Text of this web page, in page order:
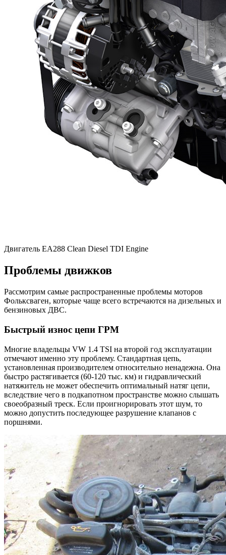
Двигатель EA288 Clean Diesel TDI Engine
Проблемы движков
Рассмотрим самые распространенные проблемы моторов
Фольксваген, которые чаще всего встречаются на дизельных и
бензиновых ДВС.
Быстрый износ цепи ГРМ
Многие владельцы VW 1.4 TSI на второй год эксплуатации
отмечают именно эту проблему. Стандартная цепь,
установленная производителем относительно ненадежна. Она
быстро растягивается (60-120 тыс. км) и гидравлический
натяжитель не может обеспечить оптимальный натяг цепи,
вследствие чего в подкапотном пространстве можно слышать
своеобразный треск. Если проигнорировать этот шум, то
можно допустить последующее разрушение клапанов с
поршнями.